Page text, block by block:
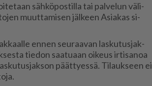
säh­kö­pos­til­la tai pal­ve­lun vä­li­
muut­ta­mi­sen jäl­keen Asi­a­kas si­
en­nen seu­raa­van las­ku­tus­jak­
tie­don saa­tu­aan oi­keus ir­ti­sa­noa
päät­ty­es­sä. Ti­lauk­seen ei